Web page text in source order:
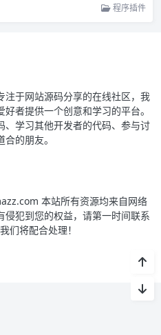
程序插件
于网站源码分享的在线社区，我
者提供一个创意和学习的平台。
学习其他开发者的代码、参与讨
的朋友。
本站所有资源均来自网络
犯到您的权益，请第一时间联系
将配合处理！